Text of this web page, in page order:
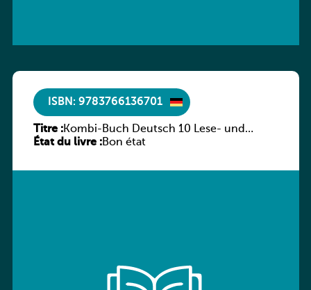
ISBN: 9783766136701
Titre :Kombi-Buch Deutsch 10 Lese- und
Sprachbuch
État du livre :Bon état